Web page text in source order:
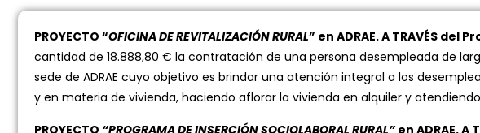
PROYECTO “OFICINA DE REVITALIZACIÓN RURAL” en ADRAE. A TRAVÉS del
cantidad de 18.888,80 € la contratación de una persona desempleada de larga
sede de ADRAE cuyo objetivo es brindar una atención integral a los
y en materia de vivienda, haciendo aflorar la vivienda en alquiler y